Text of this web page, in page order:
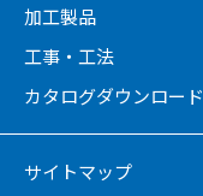
加工製品
工事・工法
カタログダウンロード
サイトマップ